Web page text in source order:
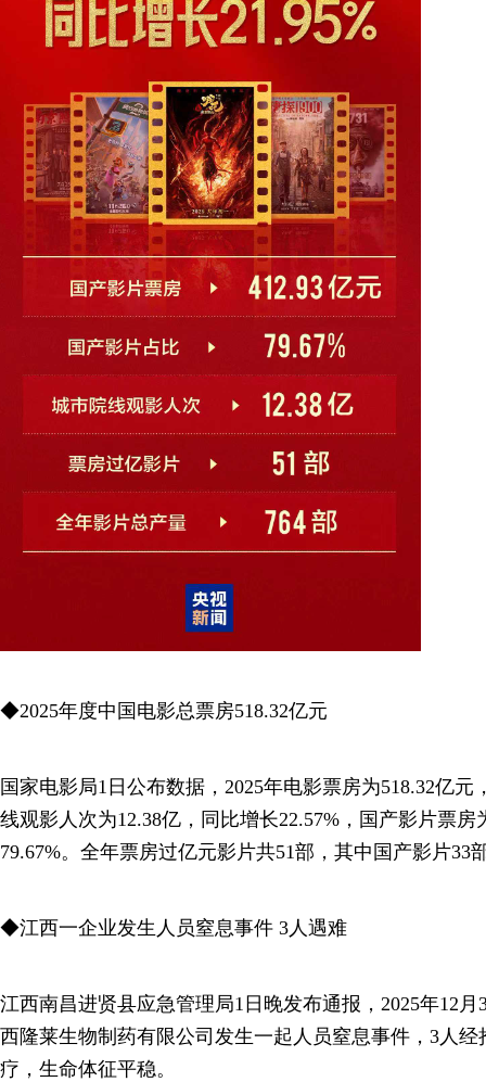
◆2025年度中国电影总票房518.32亿元
国家电影局1日公布数据，2025年电影票房为518.32亿元
线观影人次为12.38亿，同比增长22.57%，国产影片票房
79.67%。全年票房过亿元影片共51部，其中国产影片33
◆江西一企业发生人员窒息事件 3人遇难
江西南昌进贤县应急管理局1日晚发布通报，2025年12月
西隆莱生物制药有限公司发生一起人员窒息事件，3人
疗，生命体征平稳。